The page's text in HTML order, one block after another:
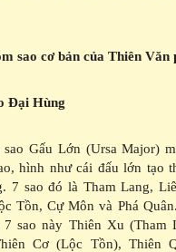
sao cơ bản của Thiên Văn
Đại Hùng
Gấu Lớn (Ursa Major)
hình như cái đấu lớn tạo
7 sao đó là Tham Lang,
Tồn, Cự Môn và Phá
7 sao này Thiên Xu (Tham
Cơ (Lộc Tồn), Thiên